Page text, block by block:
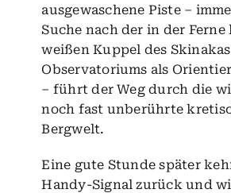
ausgewaschene Piste –
Suche nach der in der
weißen Kuppel des
Observatoriums als
– führt der Weg durch die
noch fast unberührte
Bergwelt.
Eine gute Stunde später
Handy-Signal zurück und